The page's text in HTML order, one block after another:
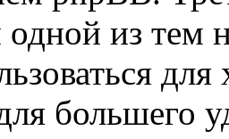
из тем
большего